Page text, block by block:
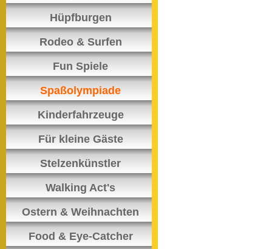
Hüpfburgen
Rodeo & Surfen
Fun Spiele
Spaßolympiade
Kinderfahrzeuge
Für kleine Gäste
Stelzenkünstler
Walking Act's
Ostern & Weihnachten
Food & Eye-Catcher